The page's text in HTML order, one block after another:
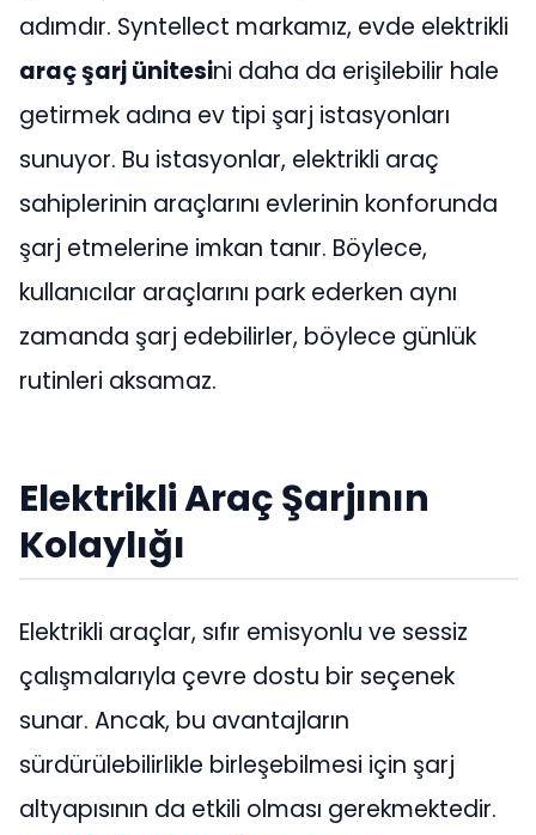
adımdır. Syntellect markamız, evde elektrikli
araç şarj ünitesini daha da erişilebilir hale
getirmek adına ev tipi şarj istasyonları
sunuyor. Bu istasyonlar, elektrikli araç
sahiplerinin araçlarını evlerinin konforunda
şarj etmelerine imkan tanır. Böylece,
kullanıcılar araçlarını park ederken aynı
zamanda şarj edebilirler, böylece günlük
rutinleri aksamaz.
Elektrikli Araç Şarjının
Kolaylığı
Elektrikli araçlar, sıfır emisyonlu ve sessiz
çalışmalarıyla çevre dostu bir seçenek
sunar. Ancak, bu avantajların
sürdürülebilirlikle birleşebilmesi için şarj
altyapısının da etkili olması gerekmektedir.